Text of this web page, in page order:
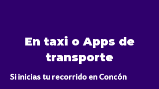
En taxi o Apps de
transporte
Si inicias tu recorrido en Concón